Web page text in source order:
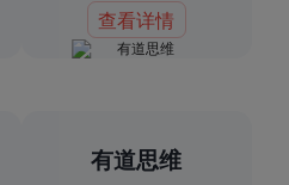
查看详情
有道思维